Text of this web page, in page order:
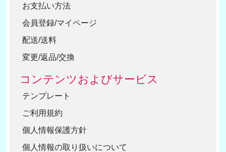
お支払い方法
会員登録/マイページ
配送/送料
変更/返品/交換
コンテンツおよびサービス
テンプレート
ご利用規約
個人情報保護方針
個人情報の取り扱いについて